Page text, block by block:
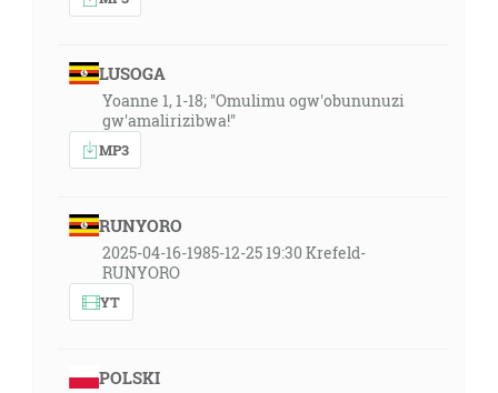
LUSOGA
Yoanne 1, 1-18; ''Omulimu ogw'obununuzi
gw'amalirizibwa!''
MP3
RUNYORO
2025-04-16-1985-12-25 19:30 Krefeld-
RUNYORO
YT
POLSKI